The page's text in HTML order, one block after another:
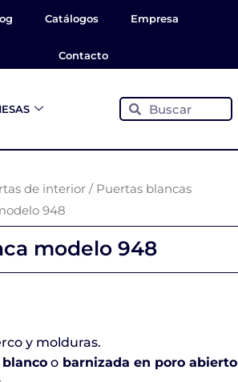
Catálogos Empresa
Contacto
BuscarBuscar
de interior/ Puertas blancas
948
modelo 948
y molduras.
obarnizada en poro abierto